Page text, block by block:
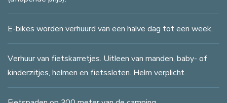
E-bikes worden verhuurd van een halve dag tot een week.
Verhuur van fietskarretjes. Uitleen van manden, baby- of
kinderzitjes, helmen en fietssloten. Helm verplicht.